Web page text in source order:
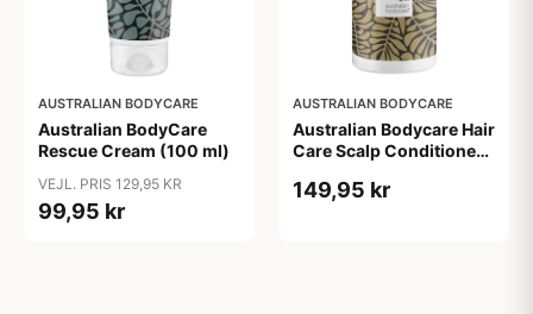
AUSTRALIAN BODYCARE
Australian BodyCare
Rescue Cream (100 ml)
VEJL. PRIS 129,95 KR
99,95 kr
AUSTRALIAN BODYCARE
Australian Bodycare Hair
Care Scalp Conditioner
149,95 kr